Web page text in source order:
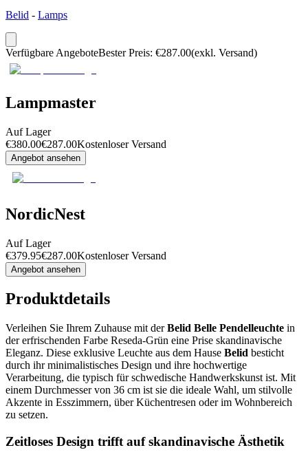
Belid - Lamps
Verfügbare AngeboteBester Preis: €287.00(exkl. Versand)
Lampmaster
Auf Lager
€380.00€287.00Kostenloser Versand
Angebot ansehen
NordicNest
Auf Lager
€379.95€287.00Kostenloser Versand
Angebot ansehen
Produktdetails
Verleihen Sie Ihrem Zuhause mit derBelid Belle Pendelleuchte in
der erfrischenden Farbe Reseda-Grün eine Prise skandinavische
Eleganz. Diese exklusive Leuchte aus dem Hause Belid besticht
durch ihr minimalistisches Design und ihre hochwertige
Verarbeitung, die typisch für schwedische Handwerkskunst ist. Mit
einem Durchmesser von 36 cm ist sie die ideale Wahl, um stilvolle
Akzente in Esszimmern, über Küchentresen oder im Wohnbereich
zu setzen.
Zeitloses Design trifft auf skandinavische Ästhetik